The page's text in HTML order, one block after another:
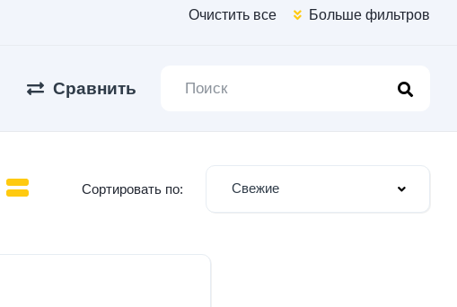
Очистить все Больше фильтров
Сравнить
Сортировать по: Свежие